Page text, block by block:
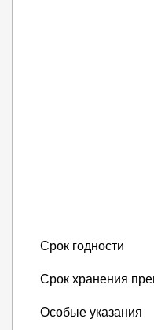
Срок годности
Срок хранения
Особые указания